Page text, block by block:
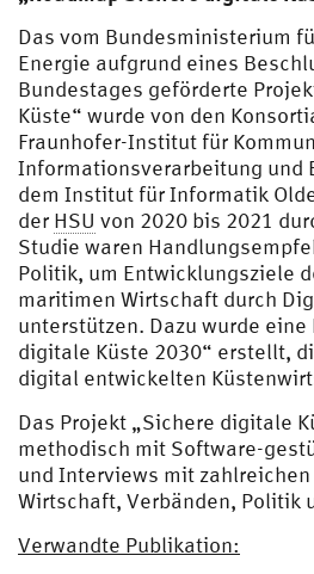
Das vom Bundesministerium
Energie aufgrund eines
Bundestages geförderte
Küste“ wurde von den
Fraunhofer-Institut für
Informationsverarbeitung und
dem Institut für Informatik
der HSU von 2020 bis 2021
Studie waren
Politik, um Entwicklungsziele
maritimen Wirtschaft durch
unterstützen. Dazu wurde eine
digitale Küste 2030“ erstellt,
digital entwickelten
Das Projekt „Sichere digitale
methodisch mit Software-
und Interviews mit
Wirtschaft, Verbänden, Politik
Verwandte Publikation: